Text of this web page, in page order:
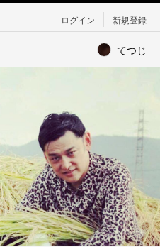
ログイン 新規登録
てつじ